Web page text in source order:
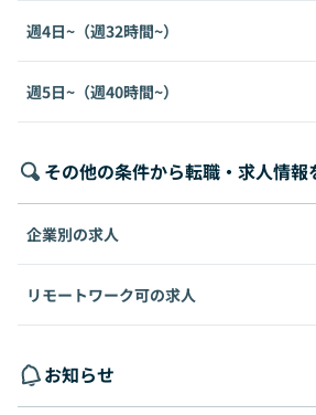
週4日~（週32時間~）
週5日~（週40時間~）
その他の条件から転職・求人情報
企業別の求人
リモートワーク可の求人
お知らせ